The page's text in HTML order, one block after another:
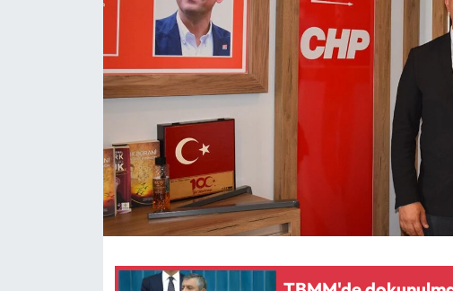
İskilip Haberleri
Kargı Haberleri
Kimdir?
Kültür Sanat
Laçin Haberleri